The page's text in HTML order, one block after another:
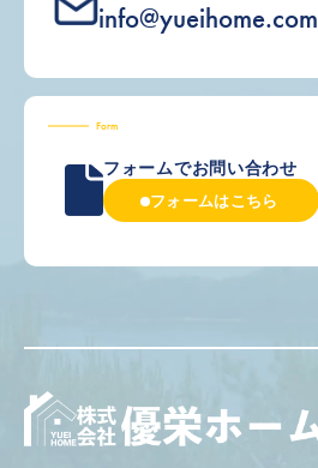
info@yueihome.com
Form
フォームでお問い合わせ
フォームはこちら